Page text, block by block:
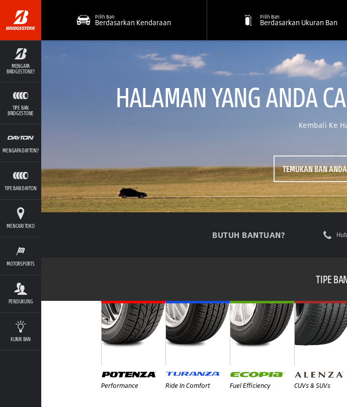
MENGAPA
BRIDGESTONE?
TIPE BAN
BRIDGESTONE
MENGAPA DAYTON?
TIPE BAN DAYTON
MENCARI TOKO
MOTORSPORTS
PENDUKUNG
KLINIK BAN
Pilih Ban
Berdasarkan Kendaraan
Pilih Ban
Berdasarkan Ukuran Ban
HALAMAN YANG ANDA
Kembali Ke
TEMUKAN BAN ANDA
BUTUH BANTUAN?
TIPE
Performance Ride In Comfort Fuel Efficiency CUVs & SUVs